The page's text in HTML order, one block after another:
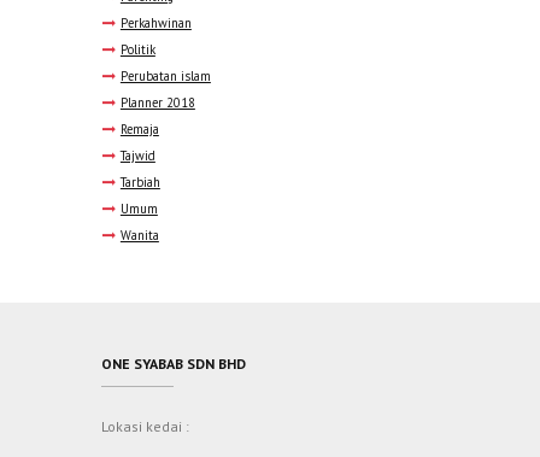
Perkahwinan
Politik
Perubatan islam
Planner 2018
Remaja
Tajwid
Tarbiah
Umum
Wanita
ONE SYABAB SDN BHD
Lokasi kedai :